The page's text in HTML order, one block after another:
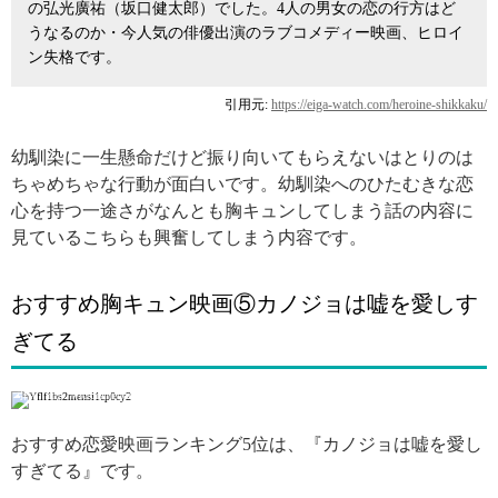
の弘光廣祐（坂口健太郎）でした。4人の男女の恋の行方はど
うなるのか・今人気の俳優出演のラブコメディー映画、ヒロイ
ン失格です。
引用元: https://eiga-watch.com/heroine-shikkaku/
幼馴染に一生懸命だけど振り向いてもらえないはとりのは
ちゃめちゃな行動が面白いです。幼馴染へのひたむきな恋
心を持つ一途さがなんとも胸キュンしてしまう話の内容に
見ているこちらも興奮してしまう内容です。
おすすめ胸キュン映画⑤カノジョは嘘を愛しす
ぎてる
引用: http://victorentertainmentshop.com/product/?item_cd=VICL-64102
おすすめ恋愛映画ランキング5位は、『カノジョは嘘を愛し
すぎてる』です。